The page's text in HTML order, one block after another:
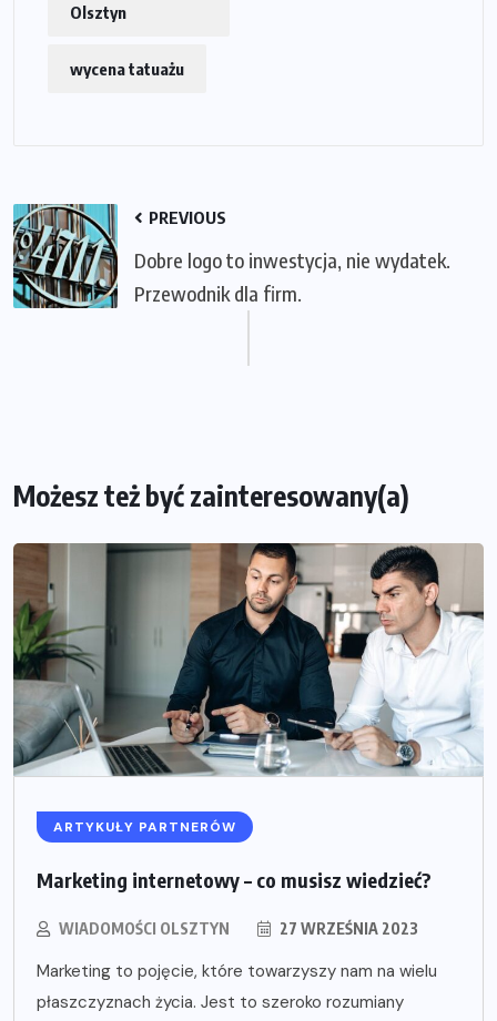
Olsztyn
wycena tatuażu
PREVIOUS
Dobre logo to inwestycja, nie wydatek.
Przewodnik dla firm.
Możesz też być zainteresowany(a)
ARTYKUŁY PARTNERÓW
Marketing internetowy – co musisz wiedzieć?
WIADOMOŚCI OLSZTYN 27 WRZEŚNIA 2023
Marketing to pojęcie, które towarzyszy nam na wielu
płaszczyznach życia. Jest to szeroko rozumiany